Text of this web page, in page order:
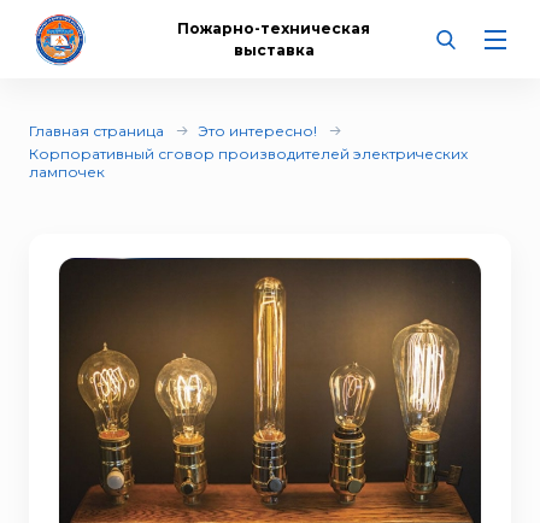
Пожарно-техническая
выставка
Главная страница
Это интересно!
Корпоративный сговор производителей электрических
лампочек